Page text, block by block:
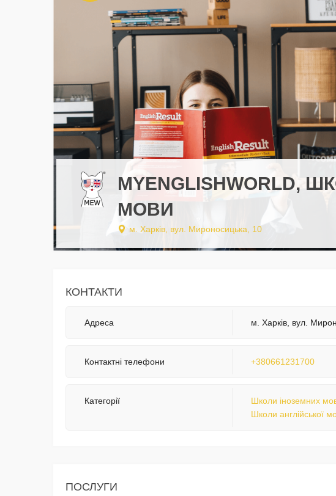
MYENGLISHWORLD,
МОВИ
м. Харків, вул. Мироносицька, 10
КОНТАКТИ
Адреса м. Харків, вул.
Контактні телефони +380661231700
Категорії
Школи іноземних
Школи англійської
ПОСЛУГИ